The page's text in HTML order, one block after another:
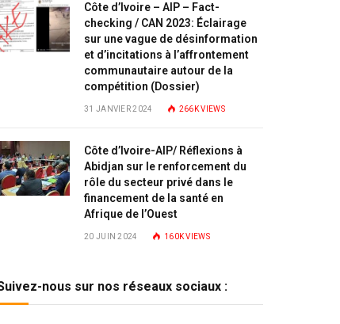
Côte d’Ivoire – AIP – Fact-
checking / CAN 2023: Éclairage
sur une vague de désinformation
et d’incitations à l’affrontement
communautaire autour de la
compétition (Dossier)
31 JANVIER 2024 266KVIEWS
Côte d’Ivoire-AIP/ Réflexions à
Abidjan sur le renforcement du
rôle du secteur privé dans le
financement de la santé en
Afrique de l’Ouest
20 JUIN 2024 160KVIEWS
nous sur nos réseaux sociaux :